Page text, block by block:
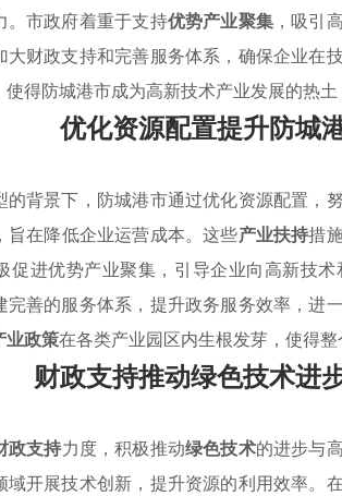
。市政府着重于支持优势产业聚集 ，吸引
财政支持和完善服务体系，确保企业在
得防城港市成为高新技术产业发展的热土
优化资源配置提升防城
的背景下，防城港市通过优化资源配置，
，旨在降低企业运营成本。这些产业扶持措
促进优势产业聚集，引导企业向高新技
完善的服务体系，提升政务服务效率，进
业政策在各类产业园区内生根发芽，使得整
财政支持推动绿色技术进
政支持力度，积极推动绿色技术的进步与
开展技术创新，提升资源的利用效率。